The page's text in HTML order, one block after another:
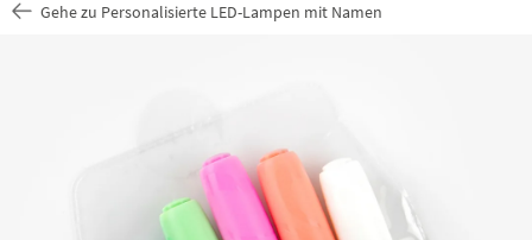
Gehe zu Personalisierte LED-Lampen mit Namen